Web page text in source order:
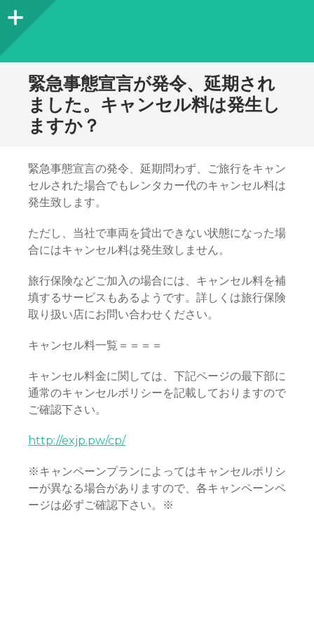
バ
ー
緊急事態宣言が発令、延期され
ました。キャンセル料は発生し
ますか？
緊急事態宣言の発令、延期問わず、ご旅行をキャン
セルされた場合でもレンタカー代のキャンセル料は
発生致します。
ただし、当社で車両を貸出できない状態になった場
合にはキャンセル料は発生致しません。
旅行保険などご加入の場合には、キャンセル料を補
填するサービスもあるようです。詳しくは旅行保険
取り扱い店にお問い合わせください。
キャンセル料一覧＝＝＝＝
キャンセル料金に関しては、下記ページの最下部に
通常のキャンセルポリシーを記載しておりますので
ご確認下さい。
http://exjp.pw/cp/
※キャンペーンプランによってはキャンセルポリシ
ーが異なる場合がありますので、各キャンペーンペ
ージは必ずご確認下さい。※